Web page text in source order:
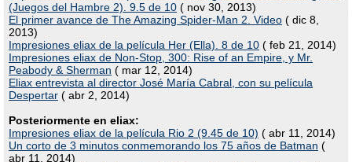
(Juegos del Hambre 2). 9.5 de 10 ( nov 30, 2013)
El primer avance de The Amazing Spider-Man 2. Video ( dic 8,
2013)
Impresiones eliax de la película Her (Ella). 8 de 10 ( feb 21, 2014)
Impresiones eliax de Non-Stop, 300: Rise of an Empire, y Mr.
Peabody & Sherman ( mar 12, 2014)
Eliax entrevista al director José María Cabral, con su película
Despertar ( abr 2, 2014)
Posteriormente en eliax:
Impresiones eliax de la película Rio 2 (9.45 de 10) ( abr 11, 2014)
Un corto de 3 minutos conmemorando los 75 años de Batman (
abr 11, 2014)